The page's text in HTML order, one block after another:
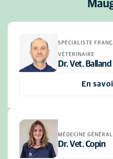
SPÉCIALISTE
VÉTÉRINAIRE
Dr. Vet. Balland
En
MÉDECINE
Dr. Vet. Copin